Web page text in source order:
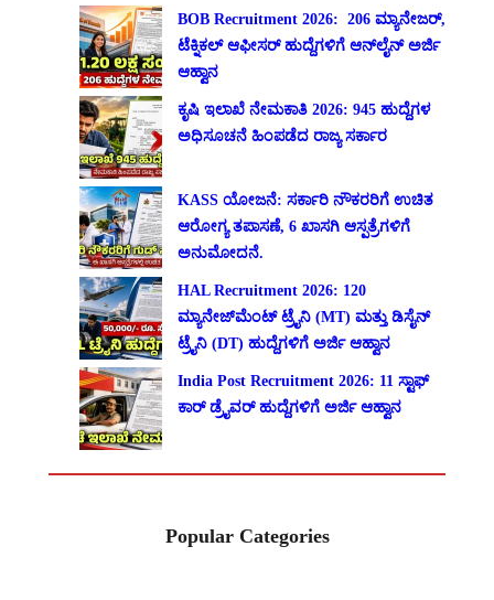
BOB Recruitment 2026: 206 ಮ್ಯಾನೇಜರ್,
ಟೆಕ್ನಿಕಲ್ ಆಫೀಸರ್ ಹುದ್ದೆಗಳಿಗೆ ಆನ್‌ಲೈನ್ ಅರ್ಜಿ
ಆಹ್ವಾನ
ಕೃಷಿ ಇಲಾಖೆ ನೇಮಕಾತಿ 2026: 945 ಹುದ್ದೆಗಳ
ಅಧಿಸೂಚನೆ ಹಿಂಪಡೆದ ರಾಜ್ಯ ಸರ್ಕಾರ
KASS ಯೋಜನೆ: ಸರ್ಕಾರಿ ನೌಕರರಿಗೆ ಉಚಿತ
ಆರೋಗ್ಯ ತಪಾಸಣೆ, 6 ಖಾಸಗಿ ಆಸ್ಪತ್ರೆಗಳಿಗೆ
ಅನುಮೋದನೆ.
HAL Recruitment 2026: 120
ಮ್ಯಾನೇಜ್‌ಮೆಂಟ್ ಟ್ರೈನಿ (MT) ಮತ್ತು ಡಿಸೈನ್
ಟ್ರೈನಿ (DT) ಹುದ್ದೆಗಳಿಗೆ ಅರ್ಜಿ ಆಹ್ವಾನ
India Post Recruitment 2026: 11 ಸ್ಟಾಫ್
ಕಾರ್ ಡ್ರೈವರ್ ಹುದ್ದೆಗಳಿಗೆ ಅರ್ಜಿ ಆಹ್ವಾನ
Popular Categories